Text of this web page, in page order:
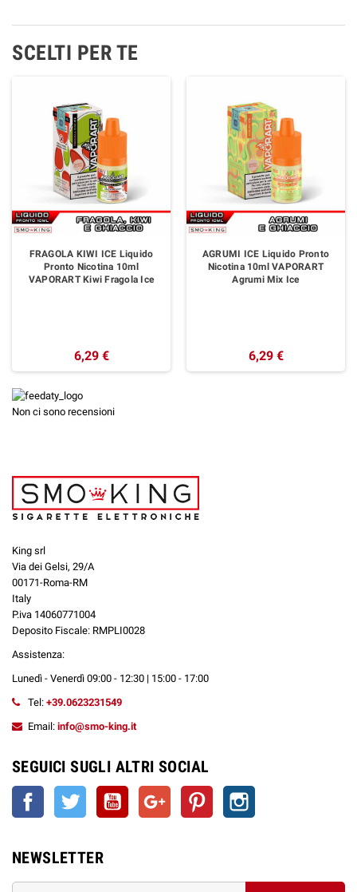
SCELTI PER TE
FRAGOLA KIWI ICE Liquido
Pronto Nicotina 10ml
VAPORART Kiwi Fragola Ice
6,29 €
AGRUMI ICE Liquido Pronto
Nicotina 10ml VAPORART
Agrumi Mix Ice
6,29 €
Non ci sono recensioni
King srl
Via dei Gelsi, 29/A
00171-Roma-RM
Italy
P.iva 14060771004
Deposito Fiscale: RMPLI0028
Assistenza:
Lunedì - Venerdì 09:00 - 12:30 | 15:00 - 17:00
Tel: +39.0623231549
Email: info@smo-king.it
SEGUICI SUGLI ALTRI SOCIAL
Facebook Twitter YouTube Google+ Pinterest
NEWSLETTER